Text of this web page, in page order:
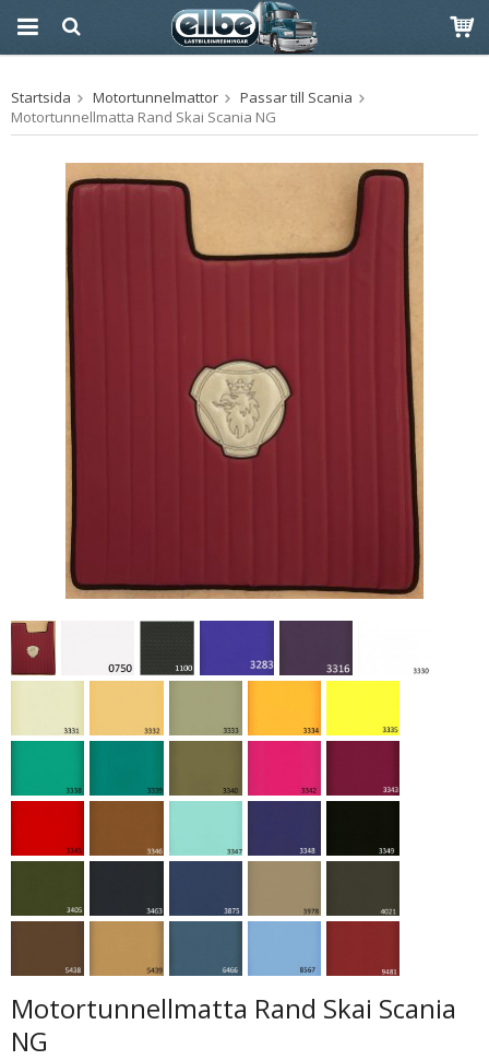
Produkten har blivit
tillagd i varukorgen
Startsida Motortunnelmattor
Passar till Scania
Motortunnellmatta Rand Skai Scania NG
Motortunnellmatta Rand Skai Scania
NG